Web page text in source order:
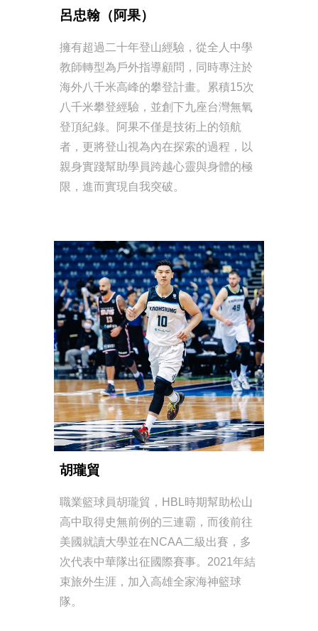
呂忠翰（阿果）
擁有超過二十年登山經驗，從全人中學
教師轉型為戶外指導顧問，同時專注於
海外八千米高峰的攀登計畫。累積15次
八千米攀登經驗，並創下九座台灣無氧
登頂紀錄。阿果不僅是技術上的領航
者，更將登山視為內在探索的過程，以
親身實踐幫助學員跨越心靈與身體的極
限，進而實現自我突破。
胡瓏貿
職業籃球員胡瓏貿，HBL時期幫助松山
高中取得史無前例的三連霸，而後前往
美國就讀大學並在NCAA二級出賽，多
次代表中華隊出征國際賽事。2021年結
束旅外生涯，加入高雄全家海神籃球
隊。